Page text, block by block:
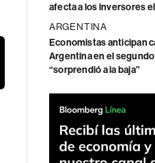
afecta a los inversores
ARGENTINA
Economistas anticipan
Argentina en el
“sorprendió a la baja”